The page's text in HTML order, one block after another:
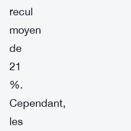
recul
moyen
de
21
%.
Cependant,
les